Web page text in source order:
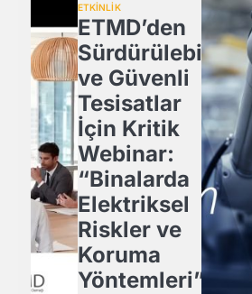
ETKİNLİK
ETMD’den
Sürdürülebilir
ve Güvenli
Tesisatlar
İçin Kritik
Webinar:
“Binalarda
Elektriksel
Riskler ve
Koruma
Yöntemleri”